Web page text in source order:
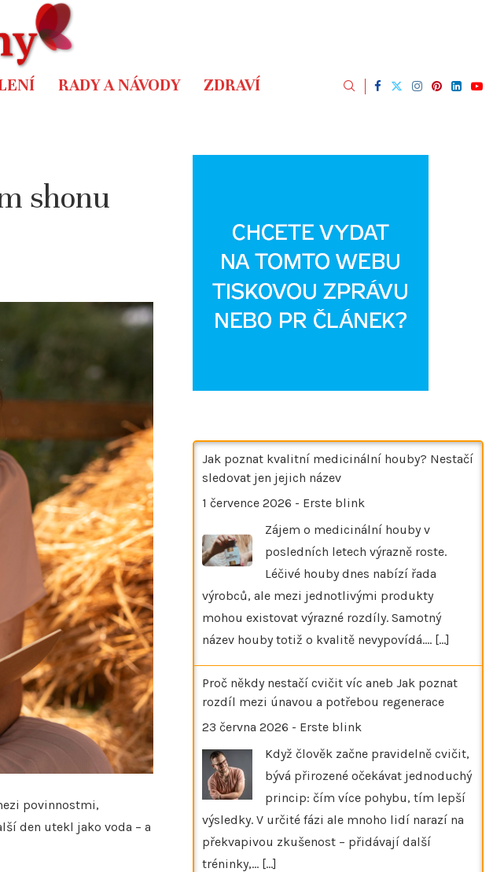
RADY A NÁVODY ZDRAVÍ
shonu
povinnostmi,
den utekl jako voda – a
Jak poznat kvalitní medicinální houby? Nestačí
sledovat jen jejich název
1 července 2026 - Erste blink
Zájem o medicinální houby v
posledních letech výrazně roste.
Léčivé houby dnes nabízí řada
výrobců, ale mezi jednotlivými produkty
mohou existovat výrazné rozdíly. Samotný
název houby totiž o kvalitě nevypovídá.… [...]
Proč někdy nestačí cvičit víc aneb Jak poznat
rozdíl mezi únavou a potřebou regenerace
23 června 2026 - Erste blink
Když člověk začne pravidelně cvičit,
bývá přirozené očekávat jednoduchý
princip: čím více pohybu, tím lepší
výsledky. V určité fázi ale mnoho lidí narazí na
překvapivou zkušenost – přidávají další
tréninky,… [...]